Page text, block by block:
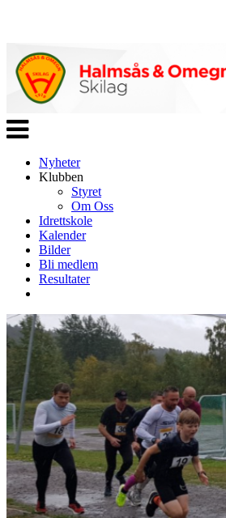
Veksle
navigasjon
Nyheter
Klubben
Styret
Om Oss
Idrettskole
Kalender
Bilder
Bli medlem
Resultater